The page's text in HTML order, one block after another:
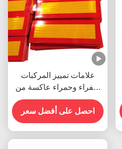
علامات تمييز المركبات
صفراء وحمراء عاكسة من
الألومنيوم ملصق شيفرون
عاكس للشاحنات الثقيلة
احصل على أفضل سعر